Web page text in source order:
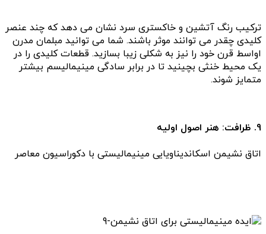
ترکیب رنگ آتشین و خاکستری سرد نشان می دهد که چند عنصر
کلیدی چقدر می توانند موثر باشند. شما می توانید مبلمان مدرن
اواسط قرن خود را نیز به شکلی زیبا بسازید. قطعات کلیدی را در
یک محیط خنثی بچینید تا در برابر سادگی مینیمالیسم بیشتر
متمایز شوند.
9. ظرافت: هنر اصول اولیه
اتاق نشیمن اسکاندیناویایی مینیمالیستی با دکوراسیون معاصر